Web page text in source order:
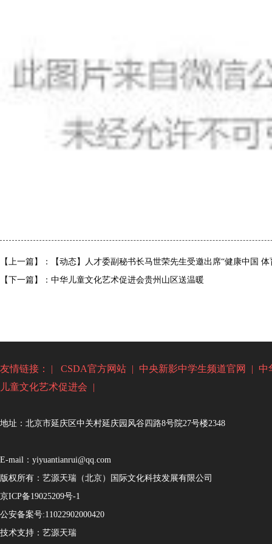
【上一篇】：【动态】人才委副秘书长马世荣先生受邀出席“健康中国
【下一篇】：中华儿童文化艺术促进会贵州山区送温暖
友情链接： | CSDA官方网站 | 中央新影中学生频道官网 | 中
儿童文化艺术促进会
|
地址：北京市延庆区中关村延庆园风谷四路8号院27号楼2348
E-mail：yiyuantianrui@qq.com
版权所有：艺源天瑞（北京）国际文化科技发展有限公司
京ICP备19025209号-1
公安备案号:11022902000420
技术支持： 艺源天瑞